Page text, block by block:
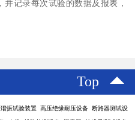
记录每次试验的数据及报表，
Top
振试验装置 高压绝缘耐压设备 断路器测试设